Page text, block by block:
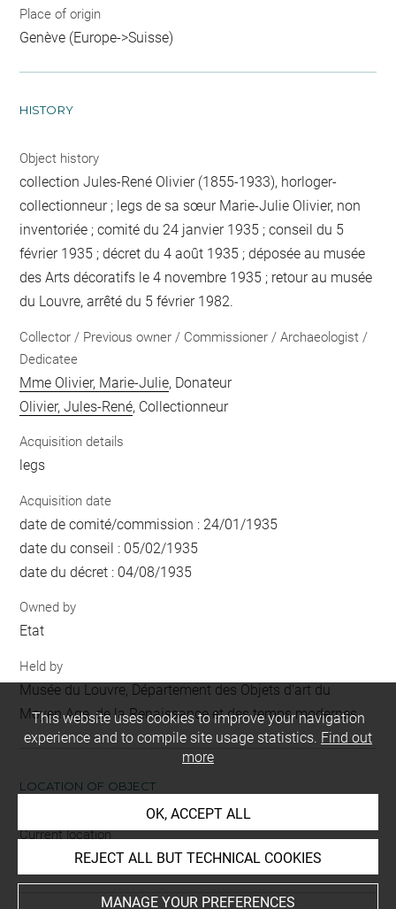
Place of origin
Genève (Europe->Suisse)
HISTORY
Object history
collection Jules-René Olivier (1855-1933), horloger-
collectionneur ; legs de sa sœur Marie-Julie Olivier, non
inventoriée ; comité du 24 janvier 1935 ; conseil du 5
février 1935 ; décret du 4 août 1935 ; déposée au musée
des Arts décoratifs le 4 novembre 1935 ; retour au musée
du Louvre, arrêté du 5 février 1982.
Collector / Previous owner / Commissioner / Archaeologist /
Dedicatee
Mme Olivier, Marie-Julie, Donateur
Olivier, Jules-René, Collectionneur
Acquisition details
legs
Acquisition date
date de comité/commission : 24/01/1935
date du conseil : 05/02/1935
date du décret : 04/08/1935
Owned by
Etat
Held by
Musée du Louvre, Département des Objets d'art du
Moyen Age, de la Renaissance et des temps modernes
LOCATION OF OBJECT
Current location
non exposé
This website uses cookies to improve your navigation
experience and to compile site usage statistics. Find out
more
OK, ACCEPT ALL
REJECT ALL BUT TECHNICAL COOKIES
MANAGE YOUR PREFERENCES